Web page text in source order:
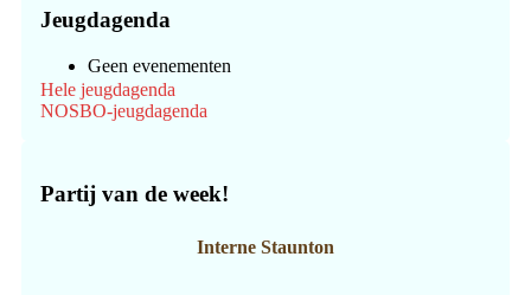
Jeugdagenda
Geen evenementen
Hele jeugdagenda
NOSBO-jeugdagenda
Partij van de week!
Interne Staunton